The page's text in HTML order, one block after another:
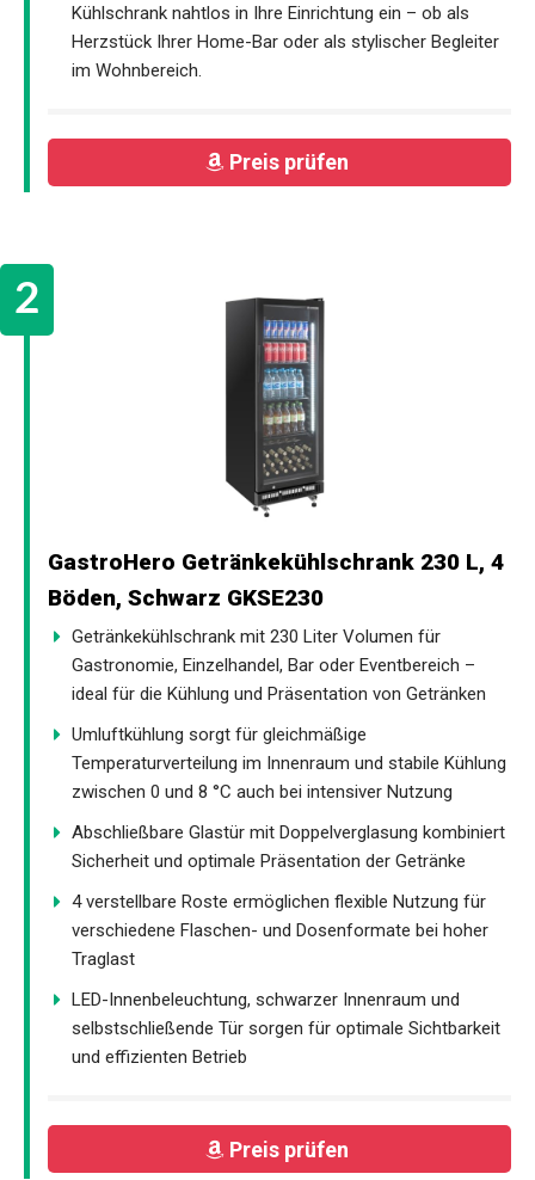
Kühlschrank nahtlos in Ihre Einrichtung ein – ob als
Herzstück Ihrer Home-Bar oder als stylischer Begleiter
im Wohnbereich.
Preis prüfen
GastroHero Getränkekühlschrank 230 L, 4
Böden, Schwarz GKSE230
Getränkekühlschrank mit 230 Liter Volumen für
Gastronomie, Einzelhandel, Bar oder Eventbereich –
ideal für die Kühlung und Präsentation von Getränken
Umluftkühlung sorgt für gleichmäßige
Temperaturverteilung im Innenraum und stabile Kühlung
zwischen 0 und 8 °C auch bei intensiver Nutzung
Abschließbare Glastür mit Doppelverglasung kombiniert
Sicherheit und optimale Präsentation der Getränke
4 verstellbare Roste ermöglichen flexible Nutzung für
verschiedene Flaschen- und Dosenformate bei hoher
Traglast
LED-Innenbeleuchtung, schwarzer Innenraum und
selbstschließende Tür sorgen für optimale Sichtbarkeit
und effizienten Betrieb
Preis prüfen